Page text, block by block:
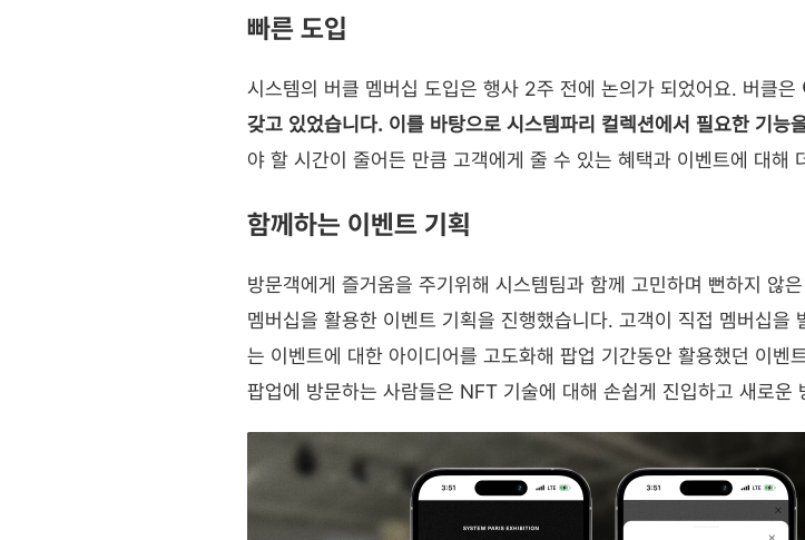
빠른 도입
시스템의 버클 멤버십 도입은 행사 2주 전에 논의가 되었어요. 버클은
갖고 있었습니다. 이를 바탕으로 시스템파리 컬렉션에서 필요한 기능
야 할 시간이 줄어든 만큼 고객에게 줄 수 있는 혜택과 이벤트에 대해
함께하는 이벤트 기획
방문객에게 즐거움을 주기위해 시스템팀과 함께 고민하며 뻔하지 않
멤버십을 활용한 이벤트 기획을 진행했습니다. 고객이 직접 멤버십을
는 이벤트에 대한 아이디어를 고도화해 팝업 기간동안 활용했던 이벤
팝업에 방문하는 사람들은 NFT 기술에 대해 손쉽게 진입하고 새로운